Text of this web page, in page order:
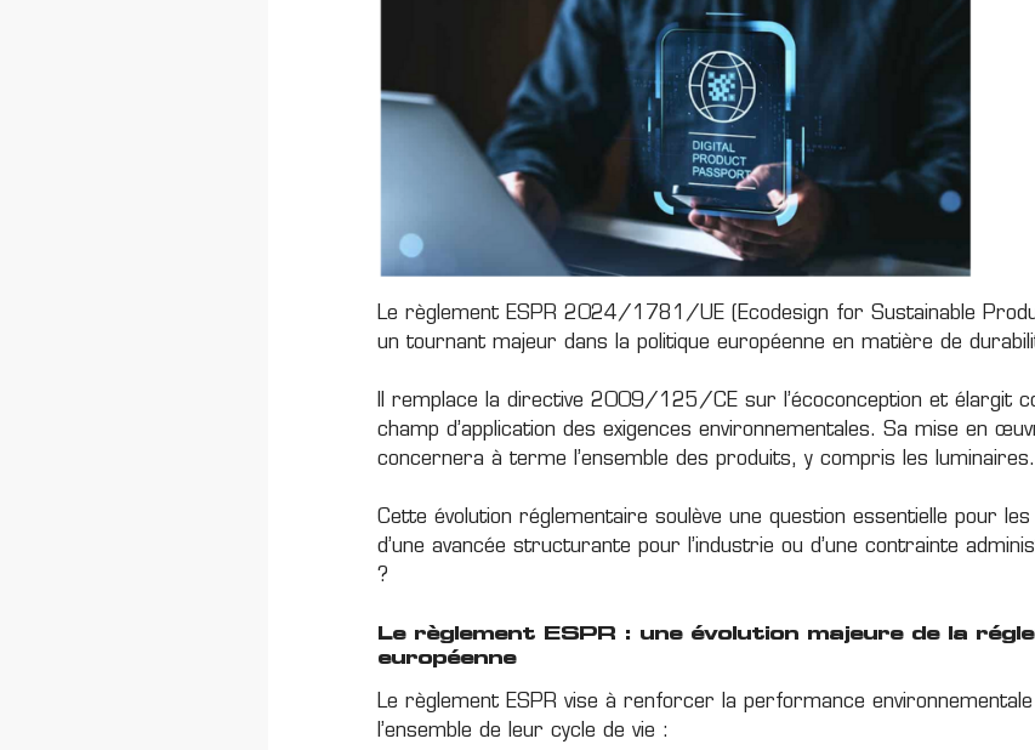
Le règlement ESPR 2024/1781/UE
(Ecodesign for Sustainable
un tournant majeur dans la politique européenne en matière de
Il remplace la directive 2009/125/CE sur l’écoconception et élargit
champ d’application des exigences environnementales. Sa mise en
concernera à terme l’ensemble des produits, y compris les luminaires.
Cette évolution réglementaire soulève une question essentielle pour les
d’une avancée structurante pour l’industrie ou d’une contrainte
?
Le règlement ESPR : une évolution majeure de la
européenne
Le règlement ESPR vise à renforcer la performance
l’ensemble de leur cycle de vie :